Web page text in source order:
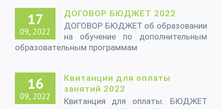
17
09, 2022
ДОГОВОР БЮДЖЕТ 2022
ДОГОВОР БЮДЖЕТ об образовании
на обучение по дополнительным
образовательным программам
16
09, 2022
Квитанции для оплаты
занятий 2022
Квитанция для оплаты. БЮДЖЕТ